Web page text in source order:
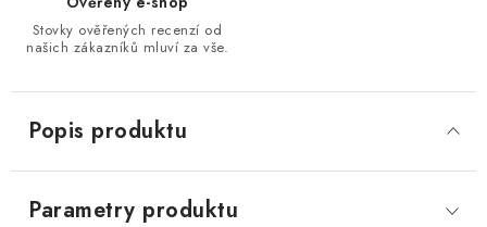
Stovky ověřených recenzí od
našich zákazníků mluví za vše.
Popis produktu
Parametry produktu